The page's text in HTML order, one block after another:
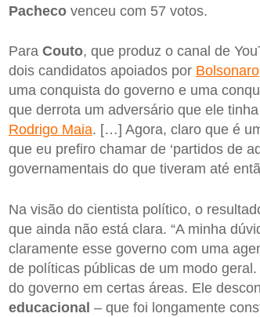
Pachecovenceu com 57 votos.
Para Couto, que produz o canal de
dois candidatos apoiados por Bolsonaro
uma conquista do governo e uma
que derrota um adversário que ele
Rodrigo Maia. […] Agora, claro que é
que eu prefiro chamar de ‘partidos de
governamentais do que tiveram até
Na visão do cientista político, o
que ainda não está clara. “A minha
claramente esse governo com uma
de políticas públicas de um modo
do governo em certas áreas. Ele
educacional – que foi longamente